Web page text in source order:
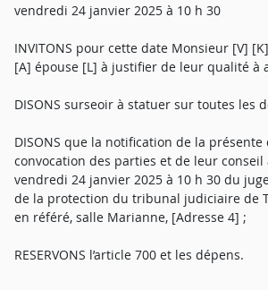
vendredi 24 janvier 2025 à 10 h 30
INVITONS pour cette date Monsieur [V]
[A] épouse [L] à justifier de leur qualité à
DISONS surseoir à statuer sur toutes les
DISONS que la notification de la
convocation des parties et de leur conseil
vendredi 24 janvier 2025 à 10 h 30 du
de la protection du tribunal judiciaire de
en référé, salle Marianne, [Adresse 4] ;
RESERVONS l’article 700 et les dépens.